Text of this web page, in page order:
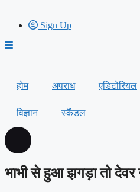
Sign Up
होम अपराध एडिटोरियल
विज्ञान स्कैंडल
भाभी से हुआ झगड़ा तो देवर